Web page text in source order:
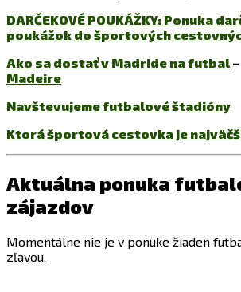
DARČEKOVÉ POUKÁŽKY: Ponuka
poukážok do športových
Ako sa dostať v Madride na futbal –
Madeire
Navštevujeme futbalové štadióny
Ktorá športová cestovka je
Aktuálna ponuka
zájazdov
Momentálne nie je v ponuke žiaden
zľavou.